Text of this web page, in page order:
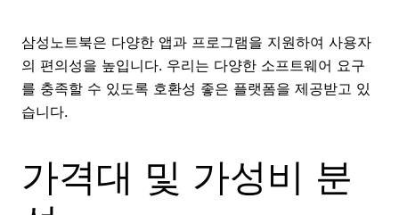
삼성노트북은 다양한 앱과 프로그램을 지원하여 사용자
의 편의성을 높입니다. 우리는 다양한 소프트웨어 요구
를 충족할 수 있도록 호환성 좋은 플랫폼을 제공받고 있
습니다.
가격대 및 가성비 분